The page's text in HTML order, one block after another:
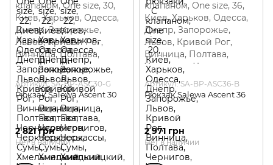
Артикул: SA-BP-ASC30-G
Рюкзак Salewa Ascent 30
2 821 грн
Нет в наличии
Артикул: SA-BP-ASC36-B
Рюкзак Salewa Ascent 36
2 971 грн
Нет в наличии